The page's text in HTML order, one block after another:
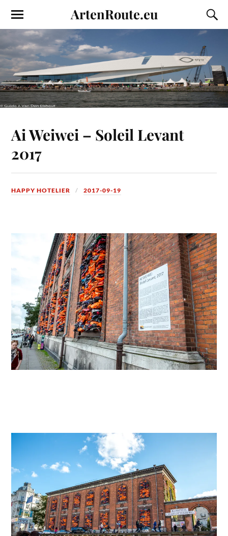
ArtenRoute.eu
Ai Weiwei – Soleil Levant
2017
HAPPY HOTELIER 2017-09-19